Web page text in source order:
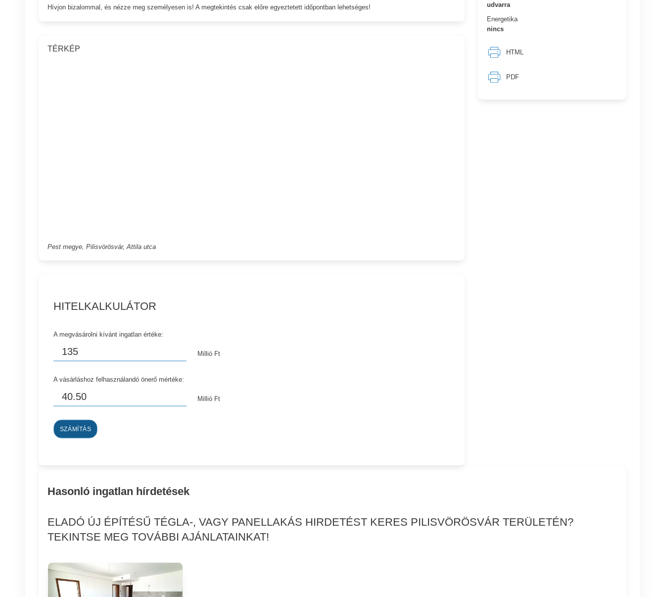
udvarra
Energetika
nincs
HTML
PDF
Hívjon bizalommal, és nézze meg személyesen is! A megtekintés csak előre egyeztetett időpontban lehetséges!
TÉRKÉP
Pest megye, Pilisvörösvár, Attila utca
HITELKALKULÁTOR
A megvásárolni kívánt ingatlan értéke:
Millió Ft
A vásárláshoz felhasználandó önerő mértéke:
Millió Ft
SZÁMÍTÁS
Hasonló ingatlan hírdetések
ELADÓ ÚJ ÉPÍTÉSŰ TÉGLA-, VAGY PANELLAKÁS HIRDETÉST KERES PILISVÖRÖSVÁR TERÜLETÉN?
TEKINTSE MEG TOVÁBBI AJÁNLATAINKAT!